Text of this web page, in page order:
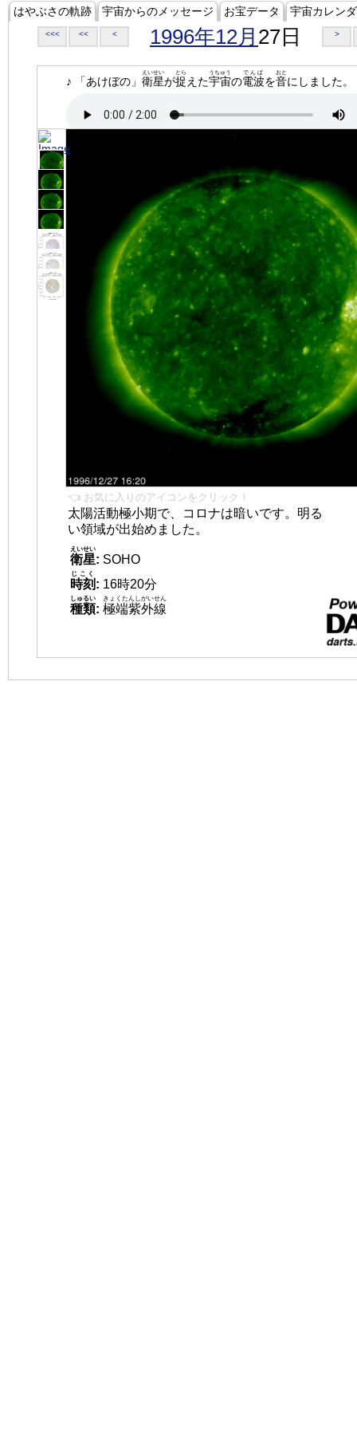
はやぶさの軌跡 宇宙からのメッセージ お宝データ 宇宙カレン
<<< << < 1996年12月 27日 >
♪ 「あけぼの」 衛星
えいせい
が捉
とら
えた宇宙
うちゅう
の電波
でんぱ
を音
おと
にしました。
👈 お気に入りのアイコンをクリック！
太陽活動極小期で、コロナは暗いです。明る
い領域が出始めました。
衛星
えいせい
: SOHO
時刻
じこく
: 16時20分
種類
しゅるい
: 極端紫外線
きょくたんしがいせん